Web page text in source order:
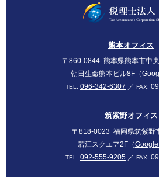
熊本オフィス
〒860-0844 熊本県熊本市中
朝日生命熊本ビル8F（
TEL: 096-342-6307 ／ FAX:
筑紫野オフィス
〒818-0023 福岡県筑紫野
若江スクエア2F（
TEL: 092-555-9205 ／ FAX: